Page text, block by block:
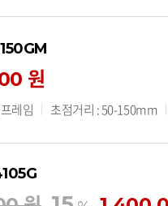
원
레임 초점거리 : 50-150mm